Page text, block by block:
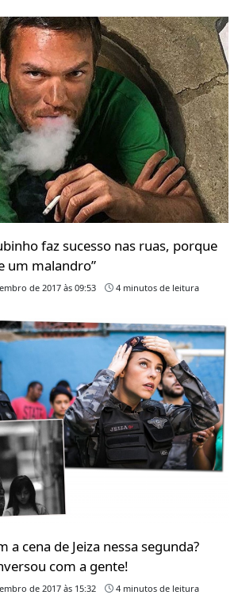
faz sucesso nas ruas, porque
um malandro”
de 2017 às 09:53 4 minutos de leitura
a cena de Jeiza nessa segunda?
com a gente!
de 2017 às 15:32 4 minutos de leitura